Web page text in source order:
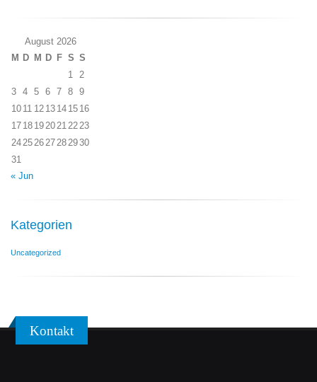
August 2026
M D M D F S S
1 2
3 4 5 6 7 8 9
10 11 12 13 14 15 16
17 18 1920212223
24252627282930
31
« Jun
Kategorien
Uncategorized
Kontakt